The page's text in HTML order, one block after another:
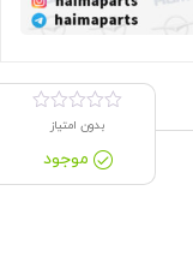
بدون امتیاز
موجود